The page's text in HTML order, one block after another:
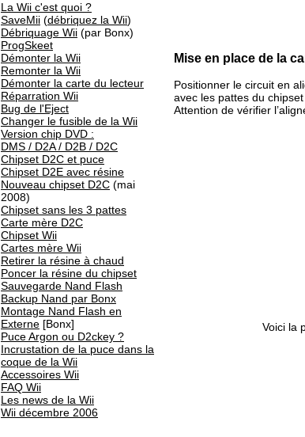
La Wii c'est quoi ?
SaveMii (débriquez la Wii)
Débriquage Wii (par Bonx)
ProgSkeet
Démonter la Wii
Remonter la Wii
Démonter la carte du lecteur
Réparration Wii
Bug de l'Eject
Changer le fusible de la Wii
Version chip DVD :
DMS / D2A / D2B / D2C
Chipset D2C et puce
Chipset D2E avec résine
Nouveau chipset D2C (mai
2008)
Chipset sans les 3 pattes
Carte mère D2C
Chipset Wii
Cartes mère Wii
Retirer la résine à chaud
Poncer la résine du chipset
Sauvegarde Nand Flash
Backup Nand par Bonx
Montage Nand Flash en
Externe [Bonx]
Puce Argon ou D2ckey ?
Incrustation de la puce dans la
coque de la Wii
Accessoires Wii
FAQ Wii
Les news de la Wii
Wii décembre 2006
Mise en place de la
Positionner le circuit en
avec les pattes du
Attention de vérifier
Voici la